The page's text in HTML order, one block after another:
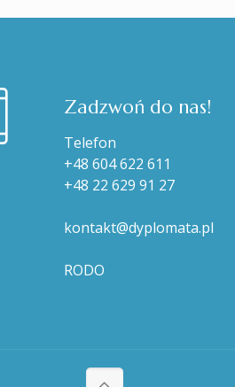
Zadzwoń do nas!
Telefon
+48 604 622 611
+48 22 629 91 27
kontakt@dyplomata.pl
RODO